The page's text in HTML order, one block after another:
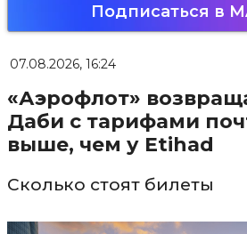
Подписаться в
07.08.2026, 16:24
«Аэрофлот»
Даби с тарифами
выше, чем у Etihad
Сколько стоят билеты